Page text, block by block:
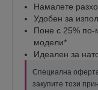
Намалете
Удобен за
Поне с 25% по-
модели*
Идеален за
Специална
закупите този